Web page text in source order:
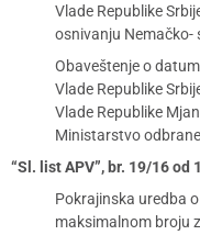
Vlade Republike
osnivanju Nemačko-
Obaveštenje o
Vlade Republike
Vlade Republike
Ministarstvo
“Sl. list APV”, br. 19/16 od
Pokrajinska uredba
maksimalnom broju